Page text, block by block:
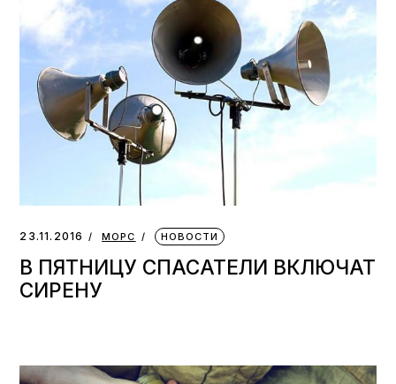
23.11.2016 МОРС НОВОСТИ
В ПЯТНИЦУ СПАСАТЕЛИ ВКЛЮЧАТ
СИРЕНУ